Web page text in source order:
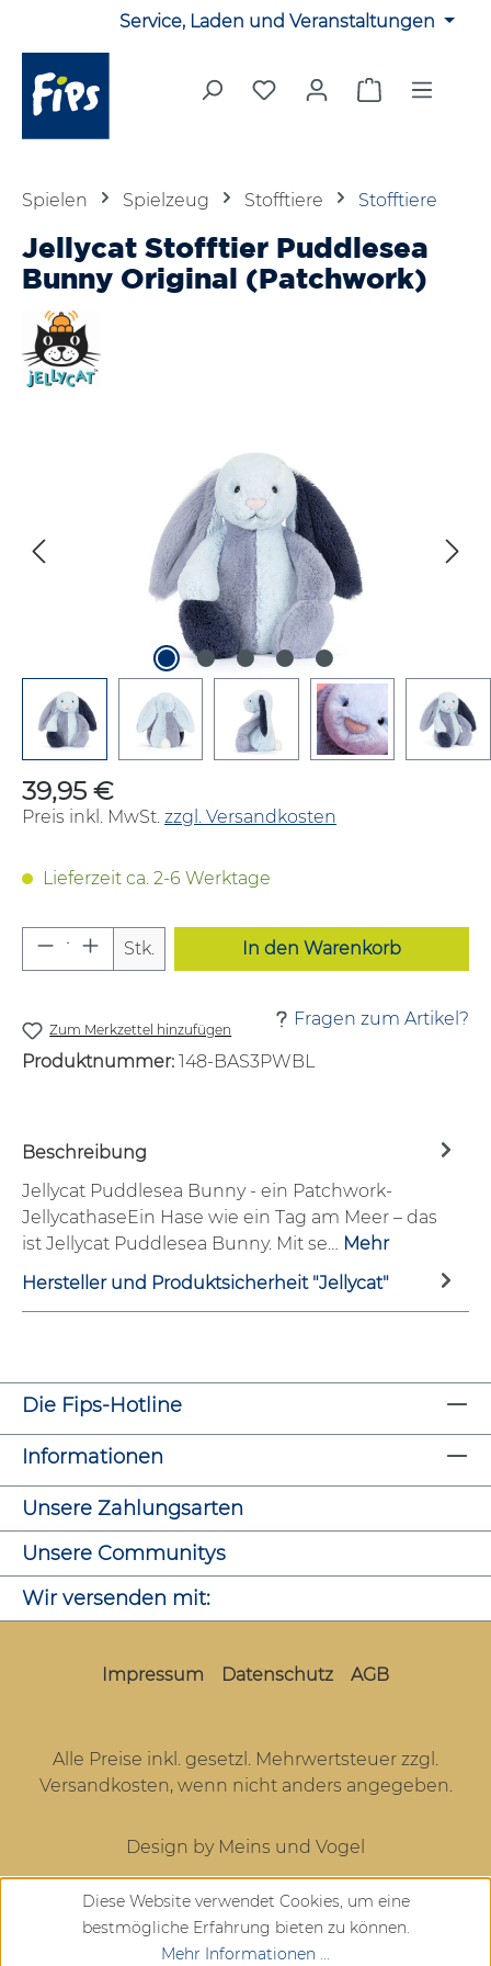
Zum Hauptinhalt springenService, Laden und Veranstaltungen
Du hast 0 Produkte auf
Warenkorb
Spielen Spielzeug Stofftiere Stofftiere
Jellycat Stofftier Puddlesea
Bunny Original (Patchwork)
Regulärer Preis:
39,95 €
Preis inkl. MwSt. zzgl. Versandkosten
Lieferzeit ca. 2-6 Werktage
Produkt Anzahl: Gib den
Stk. In den Warenkorb
Zum Merkzettel hinzufügen
Fragen zum Artikel?
Produktnummer: 148-BAS3PWBL
Beschreibung
Jellycat Puddlesea Bunny - ein Patchwork-
JellycathaseEin Hase wie ein Tag am Meer – das
ist Jellycat Puddlesea Bunny. Mit se… Mehr
Hersteller und Produktsicherheit "Jellycat"
Die Fips-Hotline
Informationen
Unsere Zahlungsarten
Unsere Communitys
Wir versenden mit:
Impressum Datenschutz AGB
Alle Preise inkl. gesetzl. Mehrwertsteuer zzgl.
Versandkosten, wenn nicht anders angegeben.
Design by Meins und Vogel
Diese Website verwendet Cookies, um eine
bestmögliche Erfahrung bieten zu können.
Mehr Informationen ...